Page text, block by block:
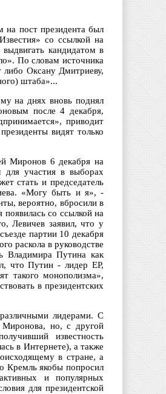
на пост президента был
со ссылкой на
кандидатом в
По словам источника
либо Оксану Дмитриеву,
штаба»...
на днях вновь поднял
после 4 декабря,
приводит
видят только
Миронов 6 декабря на
для участия в выборах
стать и председатель
«Могу быть и я», -
вероятно, вбросили в
со ссылкой на
Левичев заявил, что у
партии 10 декабря
раскола в руководстве
Владимира Путина как
что Путин - лидер ЕР,
такого монополизма»,
в президентских
лидерами. С
но, с другой
известность
в Интернете), а также
в стране, а
Кремль якобы попросил
и популярных
для президентской